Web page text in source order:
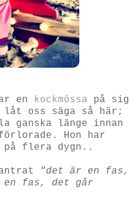
en kockmössa på sig
oss säga så här;
ganska länge innan
Hon har
flera dygn..
"det är en fas,
fas, det går